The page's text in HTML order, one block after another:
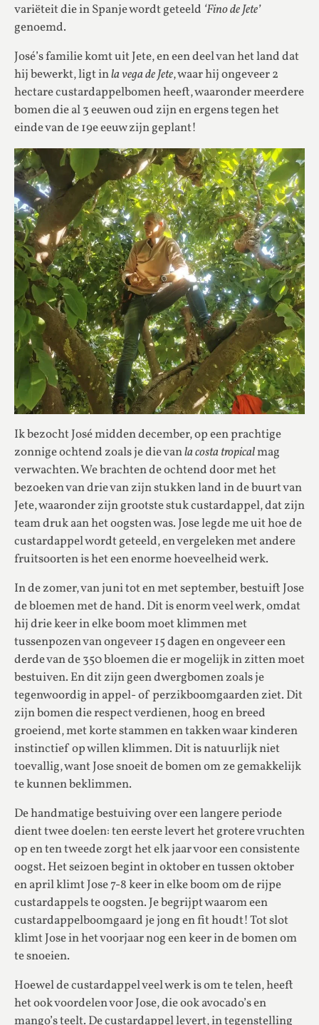
variëteit die in Spanje wordt geteeld ‘Fino de Jete’
genoemd.
José’s familie komt uit Jete, en een deel van het land dat
hij bewerkt, ligt inla vega de Jete, waar hij ongeveer 2
hectare custardappelbomen heeft, waaronder meerdere
bomen die al 3 eeuwen oud zijn en ergens tegen het
einde van de 19e eeuw zijn geplant!
Ik bezocht José midden december, op een prachtige
zonnige ochtend zoals je die vanla costa tropicalmag
verwachten. We brachten de ochtend door met het
bezoeken van drie van zijn stukken land in de buurt van
Jete, waaronder zijn grootste stuk custardappel, dat zijn
team druk aan het oogsten was. Jose legde me uit hoe de
custardappel wordt geteeld, en vergeleken met andere
fruitsoorten is het een enorme hoeveelheid werk.
In de zomer, van juni tot en met september, bestuift Jose
de bloemen met de hand. Dit is enorm veel werk, omdat
hij drie keer in elke boom moet klimmen met
tussenpozen van ongeveer 15 dagen en ongeveer een
derde van de 350 bloemen die er mogelijk in zitten moet
bestuiven. En dit zijn geen dwergbomen zoals je
tegenwoordig in appel- of perzikboomgaarden ziet. Dit
zijn bomen die respect verdienen, hoog en breed
groeiend, met korte stammen en takken waar kinderen
instinctief op willen klimmen. Dit is natuurlijk niet
toevallig, want Jose snoeit de bomen om ze gemakkelijk
te kunnen beklimmen.
De handmatige bestuiving over een langere periode
dient twee doelen: ten eerste levert het grotere vruchten
op en ten tweede zorgt het elk jaar voor een consistente
oogst. Het seizoen begint in oktober en tussen oktober
en april klimt Jose 7-8 keer in elke boom om de rijpe
custardappels te oogsten. Je begrijpt waarom een
custardappelboomgaard je jong en fit houdt! Tot slot
klimt Jose in het voorjaar nog een keer in de bomen om
te snoeien.
Hoewel de custardappel veel werk is om te telen, heeft
het ook voordelen voor Jose, die ook avocado’s en
mango’s teelt. De custardappel levert, in tegenstelling